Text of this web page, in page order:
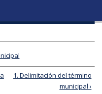
1. Delimitación del término
municipal ›